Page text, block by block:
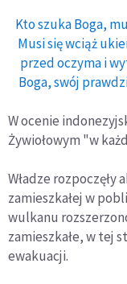
Kto szuka Boga,
Musi się wciąż
przed oczyma i
Boga, swój
W ocenie
Żywiołowym "w
Władze rozpoczęły
zamieszkałej w
wulkanu
zamieszkałe, w tej
ewakuacji.